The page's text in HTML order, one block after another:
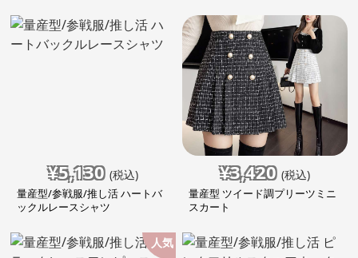
¥5,130 (税込)
量産型/参戦服/推し活 ハートバ
ックルレースシャツ
¥3,420 (税込)
量産型 ツイード調プリーツミニ
スカート
人気